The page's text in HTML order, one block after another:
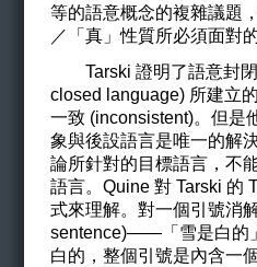
等的語意概念的複雜議題
／「真」性質所必須面對
Tarski證明了語意封
closed language) 所建立
一致 (inconsistent)。但是
象與後設語言是唯一的解
論所針對的目標語言，不
語言。Quine對 Tarski 的
式來理解。對一個引號消
sentence)——「雪是白的
白的，整個引號是內含一